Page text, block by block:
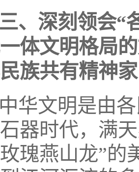
三、深刻领会“
体文明格局
族共有精神
中华文明是由
器时代，满
瑰燕山龙”的